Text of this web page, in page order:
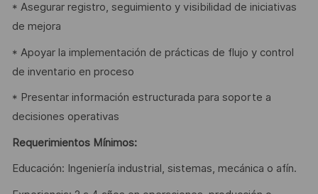
* Asegurar registro, seguimiento y visibilidad de iniciativas
de mejora
* Apoyar la implementación de prácticas de flujo y control
de inventario en proceso
* Presentar información estructurada para soporte a
decisiones operativas
Requerimientos Mínimos:
Educación: Ingeniería industrial, sistemas, mecánica o afín.